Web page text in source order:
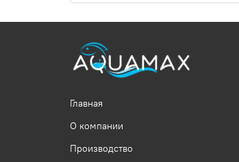
Главная
О компании
Производство